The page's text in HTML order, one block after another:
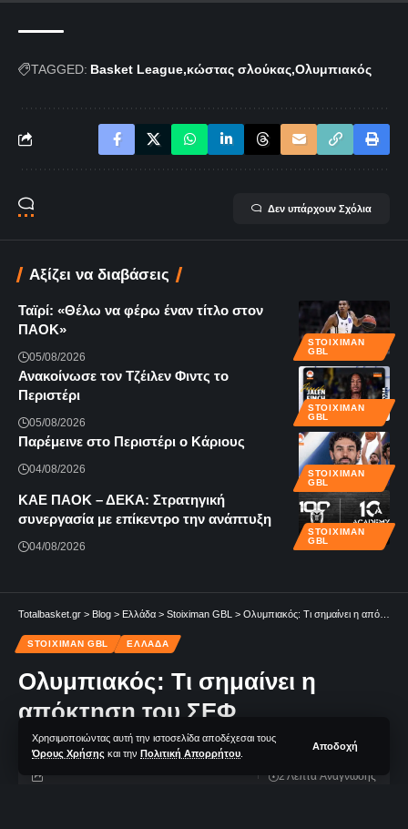
Χρησιμοποιώντας αυτή την ιστοσελίδα αποδέχεσαι τους
Όρους Χρήσης και την Πολιτική Απορρήτου
Αποδοχή
TAGGED: Basket League κώστας σλούκας Ολυμπιακός
Δεν υπάρχουν Σχόλια
Αξίζει να διαβάσεις
STOIXIMAN
GBL
Ταϊρί: «Θέλω να φέρω έναν τίτλο στον
ΠΑΟΚ»
05/08/2026
STOIXIMAN
GBL
Ανακοίνωσε τον Τζέιλεν Φιντς το
Περιστέρι
05/08/2026
STOIXIMAN
GBL
Παρέμεινε στο Περιστέρι ο Κάριους
04/08/2026
STOIXIMAN
GBL
KAE ΠΑΟΚ – ΔΕΚΑ: Στρατηγική
συνεργασία με επίκεντρο την ανάπτυξη
04/08/2026
Totalbasket.gr > Blog > Ελλάδα > Stoiximan GBL > Ολυμπιακός: Τι σημαίνει η απόκτηση του ΣΕΦ
STOIXIMAN GBL ΕΛΛΆΔΑ
Ολυμπιακός: Τι σημαίνει η
απόκτηση του ΣΕΦ
2 Λεπτά Aνάγνωσης